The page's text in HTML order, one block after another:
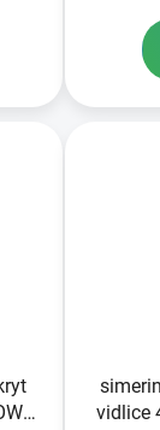
vidlice